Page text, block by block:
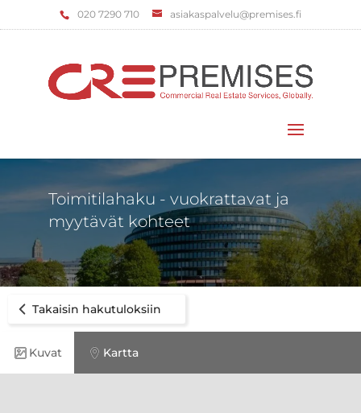
‌020 7290 710 asiakaspalvelu@premises.fi
Toimitilahaku - vuokrattavat ja
myytävät kohteet
Takaisin hakutuloksiin
Kuvat Kartta